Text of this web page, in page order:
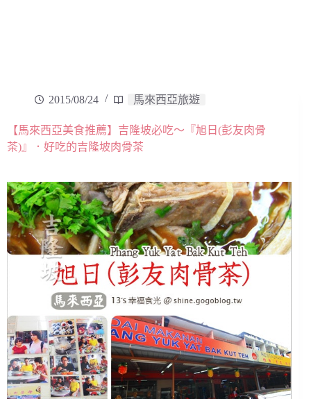
2015/08/24 馬來西亞旅遊
【馬來西亞美食推薦】吉隆坡必吃～『旭日(彭友肉骨
茶)』．好吃的吉隆坡肉骨茶